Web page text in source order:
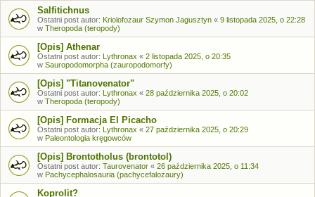
Salfitichnus
Ostatni post autor: Kriolofozaur Szymon Jagusztyn « 9 listopada 2025, o 22:28
w Theropoda (teropody)
[Opis] Athenar
Ostatni post autor: Lythronax « 2 listopada 2025, o 20:35
w Sauropodomorpha (zauropodomorfy)
[Opis] "Titanovenator"
Ostatni post autor: Lythronax « 28 października 2025, o 20:02
w Theropoda (teropody)
[Opis] Formacja El Picacho
Ostatni post autor: Lythronax « 27 października 2025, o 20:29
w Paleontologia kręgowców
[Opis] Brontotholus (brontotol)
Ostatni post autor: Taurovenator « 26 października 2025, o 11:34
w Pachycephalosauria (pachycefalozaury)
Koprolit?